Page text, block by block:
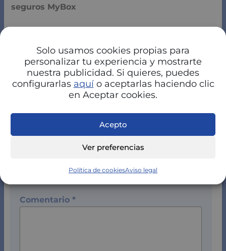
Solo usamos cookies propias para
personalizar tu experiencia y mostrarte
nuestra publicidad. Si quieres, puedes
configurarlas aquío aceptarlas haciendo clic
en Aceptar cookies.
Acepto
Ver preferencias
Política de cookiesAviso legal
seguros MyBox
Fuente:www.inese.es
Deja aquí tu comentario pregunta o respuesta
Los campos obligatorios están
Comentario *